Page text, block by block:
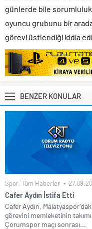
günlerde bile sorumluluk
oyuncu grubunu bir
görevi üstlendiği iddia
BENZER KONULAR
Spor, Tüm Haberler
Cafer Aydın İstifa Etti
Cafer Aydın, Malatyaspor’daki
görevini memleketinin
Çorumspor maçı sonrası...